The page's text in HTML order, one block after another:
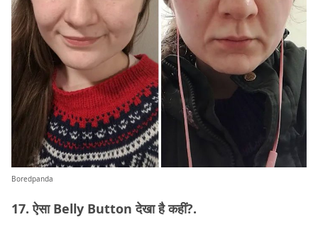
Boredpanda
17. ऐसा Belly Button देखा है कहीं?.